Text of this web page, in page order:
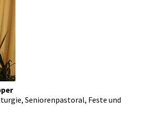
Seniorenpastoral, Feste und